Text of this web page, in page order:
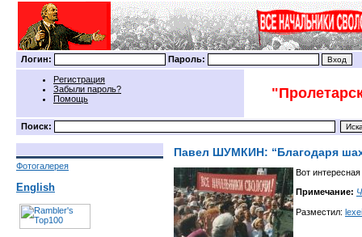
Логин: Пароль:
Регистрация
Забыли пароль?
Помощь
Поиск:
Фотогалерея
English
Павел ШУМКИН: “Благодаря
Вот
Примечание:
Разместил: